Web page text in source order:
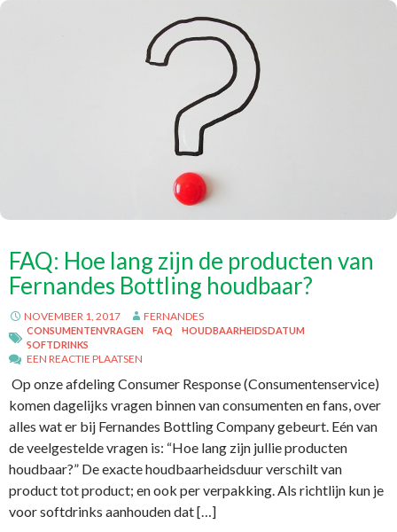
FAQ: Hoe lang zijn de producten van
Fernandes Bottling houdbaar?
NOVEMBER 1, 2017 FERNANDES
CONSUMENTENVRAGEN FAQ
HOUDBAARHEIDSDATUM
SOFTDRINKS
EEN REACTIE PLAATSEN
Op onze afdeling Consumer Response (Consumentenservice)
komen dagelijks vragen binnen van consumenten en fans, over
alles wat er bij Fernandes Bottling Company gebeurt. Eén van
de veelgestelde vragen is: “Hoe lang zijn jullie producten
houdbaar?” De exacte houdbaarheidsduur verschilt van
product tot product; en ook per verpakking. Als richtlijn kun je
voor softdrinks aanhouden dat […]